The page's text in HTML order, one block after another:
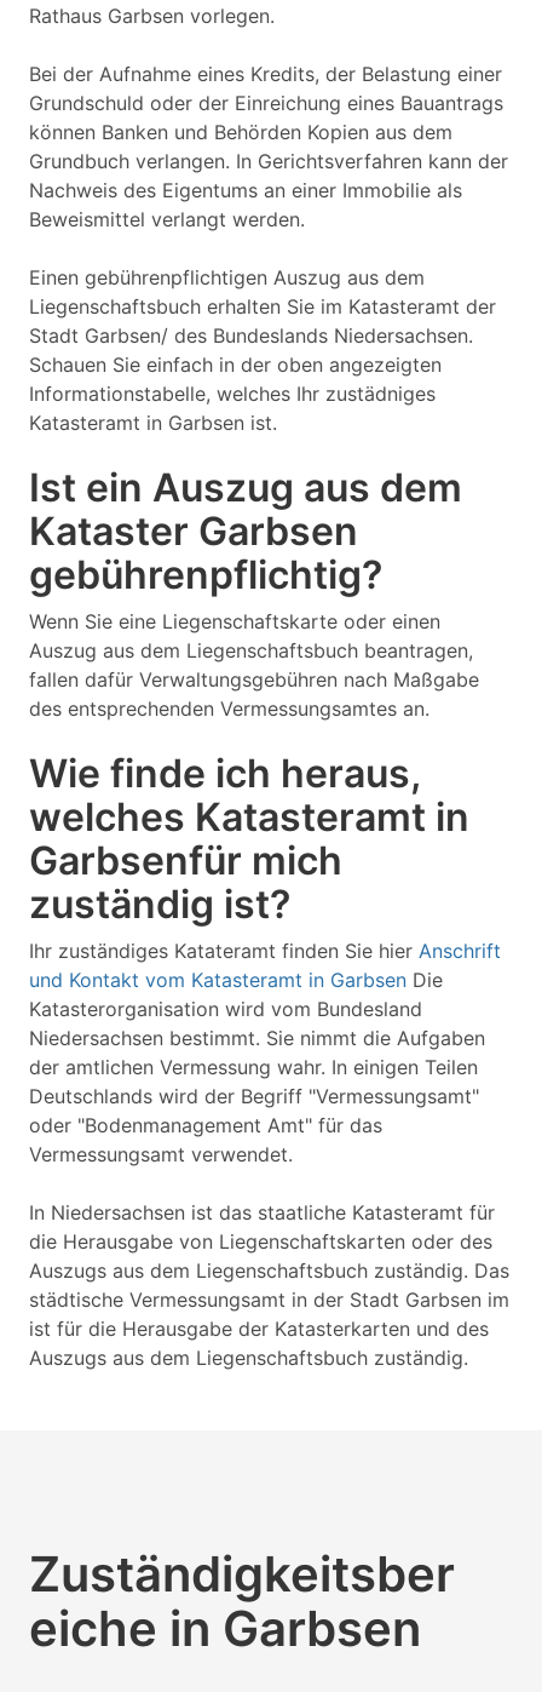
Rathaus Garbsen vorlegen.
Bei der Aufnahme eines Kredits, der Belastung einer
Grundschuld oder der Einreichung eines Bauantrags
können Banken und Behörden Kopien aus dem
Grundbuch verlangen. In Gerichtsverfahren kann der
Nachweis des Eigentums an einer Immobilie als
Beweismittel verlangt werden.
Einen gebührenpflichtigen Auszug aus dem
Liegenschaftsbuch erhalten Sie im Katasteramt der
Stadt Garbsen/ des Bundeslands Niedersachsen.
Schauen Sie einfach in der oben angezeigten
Informationstabelle, welches Ihr zustädniges
Katasteramt in Garbsen ist.
Ist ein Auszug aus dem
Kataster Garbsen
gebührenpflichtig?
Wenn Sie eine Liegenschaftskarte oder einen
Auszug aus dem Liegenschaftsbuch beantragen,
fallen dafür Verwaltungsgebühren nach Maßgabe
des entsprechenden Vermessungsamtes an.
Wie finde ich heraus,
welches Katasteramt in
Garbsenfür mich
zuständig ist?
Ihr zuständiges Katateramt finden Sie hier Anschrift
und Kontakt vom Katasteramt in Garbsen Die
Katasterorganisation wird vom Bundesland
Niedersachsen bestimmt. Sie nimmt die Aufgaben
der amtlichen Vermessung wahr. In einigen Teilen
Deutschlands wird der Begriff "Vermessungsamt"
oder "Bodenmanagement Amt" für das
Vermessungsamt verwendet.
In Niedersachsen ist das staatliche Katasteramt für
die Herausgabe von Liegenschaftskarten oder des
Auszugs aus dem Liegenschaftsbuch zuständig. Das
städtische Vermessungsamt in der Stadt Garbsen im
ist für die Herausgabe der Katasterkarten und des
Auszugs aus dem Liegenschaftsbuch zuständig.
Zuständigkeitsber
eiche in Garbsen